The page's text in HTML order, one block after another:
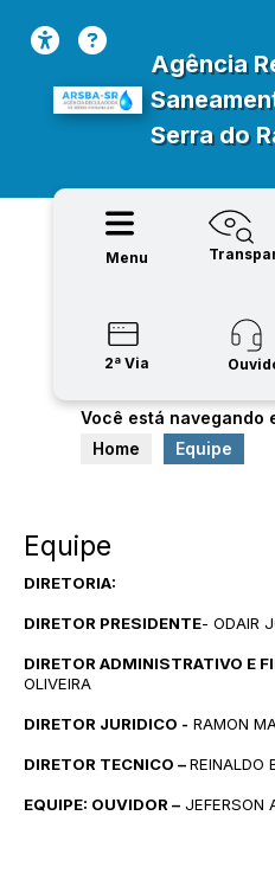
Agência
Serra do
Menu
2ª Via
Você está navegando
Home
Equipe
Equipe
DIRETORIA:
DIRETOR PRESIDENTE- ODAIR
DIRETOR ADMINISTRATIVO E
OLIVEIRA
DIRETOR JURIDICO - RAMON
DIRETOR TECNICO –REINALDO
EQUIPE: OUVIDOR – JEFERSON